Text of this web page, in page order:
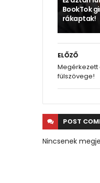
BookTok
rákaptak!
ELŐZŐ
Megérkezett
fülszövege!
POST
Nincsenek